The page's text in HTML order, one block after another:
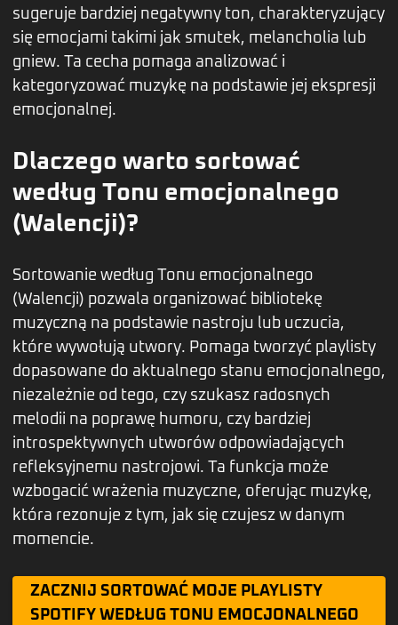
sugeruje bardziej negatywny ton, charakteryzujący
się emocjami takimi jak smutek, melancholia lub
gniew. Ta cecha pomaga analizować i
kategoryzować muzykę na podstawie jej ekspresji
emocjonalnej.
Dlaczego warto sortować
według Tonu emocjonalnego
(Walencji)?
Sortowanie według Tonu emocjonalnego
(Walencji) pozwala organizować bibliotekę
muzyczną na podstawie nastroju lub uczucia,
które wywołują utwory. Pomaga tworzyć playlisty
dopasowane do aktualnego stanu emocjonalnego,
niezależnie od tego, czy szukasz radosnych
melodii na poprawę humoru, czy bardziej
introspektywnych utworów odpowiadających
refleksyjnemu nastrojowi. Ta funkcja może
wzbogacić wrażenia muzyczne, oferując muzykę,
która rezonuje z tym, jak się czujesz w danym
momencie.
ZACZNIJ SORTOWAĆ MOJE PLAYLISTY
SPOTIFY WEDŁUG TONU EMOCJONALNEGO